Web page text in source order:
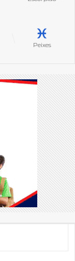
Peixes